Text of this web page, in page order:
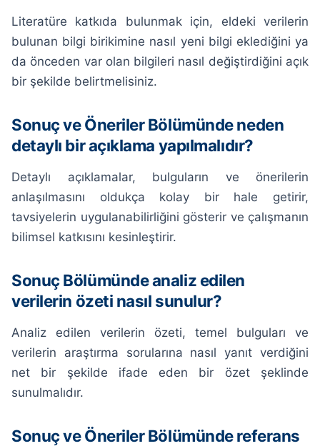
Literatüre katkıda bulunmak için, eldeki verilerin
bulunan bilgi birikimine nasıl yeni bilgi eklediğini ya
da önceden var olan bilgileri nasıl değiştirdiğini açık
bir şekilde belirtmelisiniz.
Sonuç ve Öneriler Bölümünde neden
detaylı bir açıklama yapılmalıdır?
Detaylı açıklamalar, bulguların ve önerilerin
anlaşılmasını oldukça kolay bir hale getirir,
tavsiyelerin uygulanabilirliğini gösterir ve çalışmanın
bilimsel katkısını kesinleştirir.
Sonuç Bölümünde analiz edilen
verilerin özeti nasıl sunulur?
Analiz edilen verilerin özeti, temel bulguları ve
verilerin araştırma sorularına nasıl yanıt verdiğini
net bir şekilde ifade eden bir özet şeklinde
sunulmalıdır.
Sonuç ve Öneriler Bölümünde referans